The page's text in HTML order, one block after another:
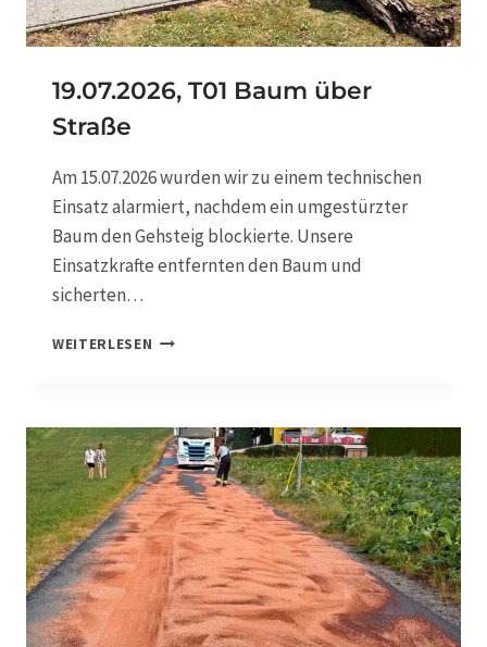
E
R
I
F
N
S
G
E
I
E
F
G
A
R
A
G
E
19.07.2026, T01 Baum über
Straße
Am 15.07.2026 wurden wir zu einem technischen
Einsatz alarmiert, nachdem ein umgestürzter
Baum den Gehsteig blockierte. Unsere
Einsatzkrafte entfernten den Baum und
sicherten…
WEITERLESEN 1
7
.
2
0
2
6
,
T
0
1